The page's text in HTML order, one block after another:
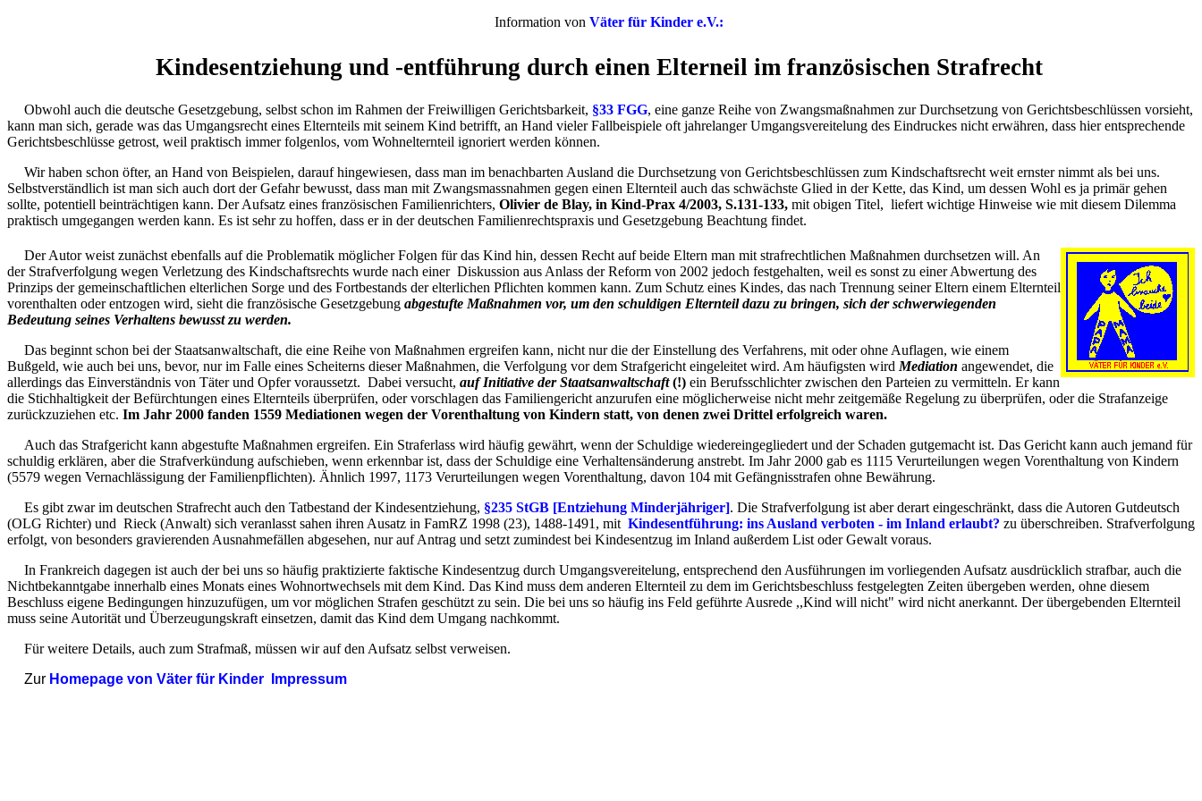
Information vonVäter für Kinder e.V.:
Kindesentziehung und -entführung durch einen Elterneil im französischen Strafrecht
Obwohl auch die deutsche Gesetzgebung, selbst schon im Rahmen der Freiwilligen Gerichtsbarkeit, §33 FGG, eine ganze Reihe von Zwangsmaßnahmen zur Durchsetzung von Gerichtsbeschlüssen vorsieht,
kann man sich, gerade was das Umgangsrecht eines Elternteils mit seinem Kind betrifft, an Hand vieler Fallbeispiele oft jahrelanger Umgangsvereitelung des Eindruckes nicht erwähren, dass hier entsprechende
Gerichtsbeschlüsse getrost, weil praktisch immer folgenlos, vom Wohnelternteil ignoriert werden können.
Wir haben schon öfter, an Hand von Beispielen, darauf hingewiesen, dass man im benachbarten Ausland die Durchsetzung von Gerichtsbeschlüssen zum Kindschaftsrecht weit ernster nimmt als bei uns.
Selbstverständlich ist man sich auch dort der Gefahr bewusst, dass man mit Zwangsmassnahmen gegen einen Elternteil auch das schwächste Glied in der Kette, das Kind, um dessen Wohl es ja primär gehen
sollte, potentiell beinträchtigen kann. Der Aufsatz eines französischen Familienrichters, Olivier de Blay, in Kind-Prax 4/2003, S.131-133, mit obigen Titel, liefert wichtige Hinweise wie mit diesem Dilemma
praktisch umgegangen werden kann. Es ist sehr zu hoffen, dass er in der deutschen Familienrechtspraxis und Gesetzgebung Beachtung findet.
Der Autor weist zunächst ebenfalls auf die Problematik möglicher Folgen für das Kind hin, dessen Recht auf beide Eltern man mit strafrechtlichen Maßnahmen durchsetzen will. An
der Strafverfolgung wegen Verletzung des Kindschaftsrechts wurde nach einer Diskussion aus Anlass der Reform von 2002 jedoch festgehalten, weil es sonst zu einer Abwertung des
Prinzips der gemeinschaftlichen elterlichen Sorge und des Fortbestands der elterlichen Pflichten kommen kann. Zum Schutz eines Kindes, das nach Trennung seiner Eltern einem Elternteil
vorenthalten oder entzogen wird, sieht die französische Gesetzgebung abgestufte Maßnahmen vor, um den schuldigen Elternteil dazu zu bringen, sich der schwerwiegenden
Bedeutung seines Verhaltens bewusst zu werden.
Das beginnt schon bei der Staatsanwaltschaft, die eine Reihe von Maßnahmen ergreifen kann, nicht nur die der Einstellung des Verfahrens, mit oder ohne Auflagen, wie einem
Bußgeld, wie auch bei uns, bevor, nur im Falle eines Scheiterns dieser Maßnahmen, die Verfolgung vor dem Strafgericht eingeleitet wird. Am häufigsten wird Mediation angewendet, die
allerdings das Einverständnis von Täter und Opfer voraussetzt. Dabei versucht, auf Initiative der Staatsanwaltschaft(!) ein Berufsschlichter zwischen den Parteien zu vermitteln. Er kann
die Stichhaltigkeit der Befürchtungen eines Elternteils überprüfen, oder vorschlagen das Familiengericht anzurufen eine möglicherweise nicht mehr zeitgemäße Regelung zu überprüfen, oder die Strafanzeige
zurückzuziehen etc. Im Jahr 2000 fanden 1559 Mediationen wegen der Vorenthaltung von Kindern statt, von denen zwei Drittel erfolgreich waren.
Auch das Strafgericht kann abgestufte Maßnahmen ergreifen. Ein Straferlass wird häufig gewährt, wenn der Schuldige wiedereingegliedert und der Schaden gutgemacht ist. Das Gericht kann auch jemand für
schuldig erklären, aber die Strafverkündung aufschieben, wenn erkennbar ist, dass der Schuldige eine Verhaltensänderung anstrebt. Im Jahr 2000 gab es 1115 Verurteilungen wegen Vorenthaltung von Kindern
(5579 wegen Vernachlässigung der Familienpflichten). Ähnlich 1997, 1173 Verurteilungen wegen Vorenthaltung, davon 104 mit Gefängnisstrafen ohne Bewährung.
Es gibt zwar im deutschen Strafrecht auch den Tatbestand der Kindesentziehung, §235 StGB [Entziehung Minderjähriger]. Die Strafverfolgung ist aber derart eingeschränkt, dass die Autoren Gutdeutsch
(OLG Richter) und Rieck (Anwalt) sich veranlasst sahen ihren Ausatz in FamRZ 1998 (23), 1488-1491, mit Kindesentführung: ins Ausland verboten - im Inland erlaubt? zu überschreiben. Strafverfolgung
erfolgt, von besonders gravierenden Ausnahmefällen abgesehen, nur auf Antrag und setzt zumindest bei Kindesentzug im Inland außerdem List oder Gewalt voraus.
In Frankreich dagegen ist auch der bei uns so häufig praktizierte faktische Kindesentzug durch Umgangsvereitelung, entsprechend den Ausführungen im vorliegenden Aufsatz ausdrücklich strafbar, auch die
Nichtbekanntgabe innerhalb eines Monats eines Wohnortwechsels mit dem Kind. Das Kind muss dem anderen Elternteil zu dem im Gerichtsbeschluss festgelegten Zeiten übergeben werden, ohne diesem
Beschluss eigene Bedingungen hinzuzufügen, um vor möglichen Strafen geschützt zu sein. Die bei uns so häufig ins Feld geführte Ausrede ,,Kind will nicht" wird nicht anerkannt. Der übergebenden Elternteil
muss seine Autorität und Überzeugungskraft einsetzen, damit das Kind dem Umgang nachkommt.
Für weitere Details, auch zum Strafmaß, müssen wir auf den Aufsatz selbst verweisen.
Zur Homepage von Väter für Kinder Impressum